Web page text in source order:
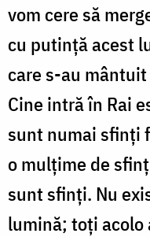
vom cere să
cu putinţă acest
care s-au
Cine intră în Rai
sunt numai sfinţi
o mulţime de
sunt sfinţi. Nu
lumină; toţi acolo